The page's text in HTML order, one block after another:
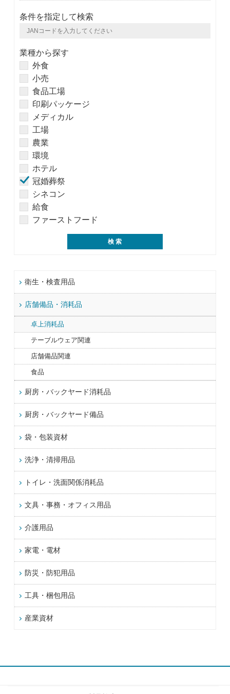
条件を指定して検索
業種から探す
外食
小売
食品工場
印刷パッケージ
メディカル
工場
農業
環境
ホテル
冠婚葬祭
シネコン
給食
ファーストフード
衛生・検査用品
店舗備品・消耗品
卓上消耗品
テーブルウェア関連
店舗備品関連
食品
厨房・バックヤード消耗品
厨房・バックヤード備品
袋・包装資材
洗浄・清掃用品
トイレ・洗面関係消耗品
文具・事務・オフィス用品
介護用品
家電・電材
防災・防犯用品
工具・梱包用品
産業資材